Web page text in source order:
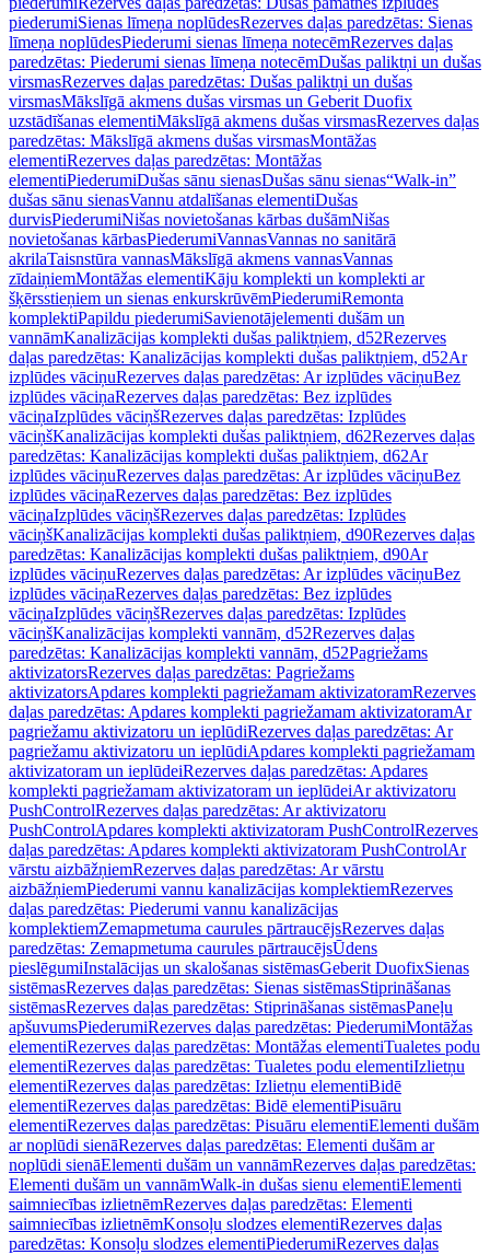
piederumiSienas līmeņa noplūdesRezerves daļas paredzētas: Sienas
līmeņa noplūdesPiederumi sienas līmeņa notecēmRezerves daļas
paredzētas: Piederumi sienas līmeņa notecēmDušas paliktņi un dušas
virsmasRezerves daļas paredzētas: Dušas paliktņi un dušas
virsmasMākslīgā akmens dušas virsmas un Geberit Duofix
uzstādīšanas elementiMākslīgā akmens dušas virsmasRezerves daļas
paredzētas: Mākslīgā akmens dušas virsmasMontāžas
elementiRezerves daļas paredzētas: Montāžas
elementiPiederumiDušas sānu sienasDušas sānu sienas“Walk-in”
dušas sānu sienasVannu atdalīšanas elementiDušas
durvisPiederumiNišas novietošanas kārbas dušāmNišas
novietošanas kārbasPiederumiVannasVannas no sanitārā
akrilaTaisnstūra vannasMākslīgā akmens vannasVannas
zīdaiņiemMontāžas elementiKāju komplekti un komplekti ar
šķērsstieņiem un sienas enkurskrūvēmPiederumiRemonta
komplektiPapildu piederumiSavienotājelementi dušām un
vannāmKanalizācijas komplekti dušas paliktņiem, d52Rezerves
daļas paredzētas: Kanalizācijas komplekti dušas paliktņiem, d52Ar
izplūdes vāciņuRezerves daļas paredzētas: Ar izplūdes vāciņuBez
izplūdes vāciņaRezerves daļas paredzētas: Bez izplūdes
vāciņaIzplūdes vāciņšRezerves daļas paredzētas: Izplūdes
vāciņšKanalizācijas komplekti dušas paliktņiem, d62Rezerves daļas
paredzētas: Kanalizācijas komplekti dušas paliktņiem, d62Ar
izplūdes vāciņuRezerves daļas paredzētas: Ar izplūdes vāciņuBez
izplūdes vāciņaRezerves daļas paredzētas: Bez izplūdes
vāciņaIzplūdes vāciņšRezerves daļas paredzētas: Izplūdes
vāciņšKanalizācijas komplekti dušas paliktņiem, d90Rezerves daļas
paredzētas: Kanalizācijas komplekti dušas paliktņiem, d90Ar
izplūdes vāciņuRezerves daļas paredzētas: Ar izplūdes vāciņuBez
izplūdes vāciņaRezerves daļas paredzētas: Bez izplūdes
vāciņaIzplūdes vāciņšRezerves daļas paredzētas: Izplūdes
vāciņšKanalizācijas komplekti vannām, d52Rezerves daļas
paredzētas: Kanalizācijas komplekti vannām, d52Pagriežams
aktivizatorsRezerves daļas paredzētas: Pagriežams
aktivizatorsApdares komplekti pagriežamam aktivizatoramRezerves
daļas paredzētas: Apdares komplekti pagriežamam aktivizatoramAr
pagriežamu aktivizatoru un ieplūdiRezerves daļas paredzētas: Ar
pagriežamu aktivizatoru un ieplūdiApdares komplekti pagriežamam
aktivizatoram un ieplūdeiRezerves daļas paredzētas: Apdares
komplekti pagriežamam aktivizatoram un ieplūdeiAr aktivizatoru
PushControlRezerves daļas paredzētas: Ar aktivizatoru
PushControlApdares komplekti aktivizatoram PushControlRezerves
daļas paredzētas: Apdares komplekti aktivizatoram PushControlAr
vārstu aizbāžņiemRezerves daļas paredzētas: Ar vārstu
aizbāžņiemPiederumi vannu kanalizācijas komplektiemRezerves
daļas paredzētas: Piederumi vannu kanalizācijas
komplektiemZemapmetuma caurules pārtraucējsRezerves daļas
paredzētas: Zemapmetuma caurules pārtraucējsŪdens
pieslēgumiInstalācijas un skalošanas sistēmasGeberit DuofixSienas
sistēmasRezerves daļas paredzētas: Sienas sistēmasStiprināšanas
sistēmasRezerves daļas paredzētas: Stiprināšanas sistēmasPaneļu
apšuvumsPiederumiRezerves daļas paredzētas: PiederumiMontāžas
elementiRezerves daļas paredzētas: Montāžas elementiTualetes podu
elementiRezerves daļas paredzētas: Tualetes podu elementiIzlietņu
elementiRezerves daļas paredzētas: Izlietņu elementiBidē
elementiRezerves daļas paredzētas: Bidē elementiPisuāru
elementiRezerves daļas paredzētas: Pisuāru elementiElementi dušām
ar noplūdi sienāRezerves daļas paredzētas: Elementi dušām ar
noplūdi sienāElementi dušām un vannāmRezerves daļas paredzētas:
Elementi dušām un vannāmWalk-in dušas sienu elementiElementi
saimniecības izlietnēmRezerves daļas paredzētas: Elementi
saimniecības izlietnēmKonsoļu slodzes elementiRezerves daļas
paredzētas: Konsoļu slodzes elementiPiederumiRezerves daļas